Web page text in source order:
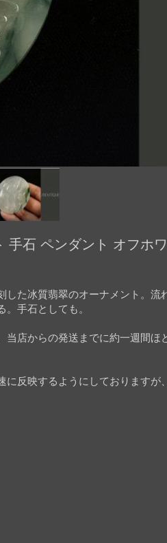
手石 ペンダント オフホ
た冰質翡翠のオーナメント。流
手石としても。
店からの発送までに約一週間ほ
反映するようにしておりますが